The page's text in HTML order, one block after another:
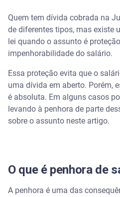
Quem tem dívida cobrada na
de diferentes tipos, mas existe
lei quando o assunto é
impenhorabilidade do salário.
Essa proteção evita que o
uma dívida em aberto. Porém,
é absoluta. Em alguns casos
levando à penhora de parte
sobre o assunto neste artigo.
O que é penhora de
A penhora é uma das